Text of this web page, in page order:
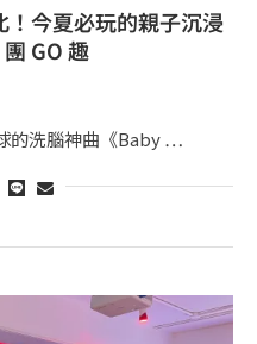
！今夏必玩的親子沉浸
GO 趣
的洗腦神曲《Baby …